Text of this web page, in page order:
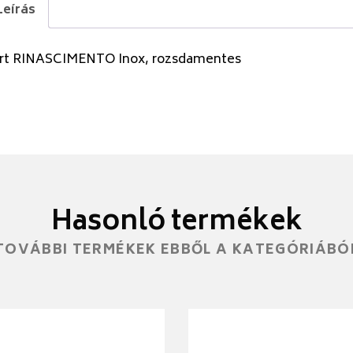
RINASCIMENTO Inox, rozsdamentes
Hasonló termékek
TERMÉKEK EBBŐL A